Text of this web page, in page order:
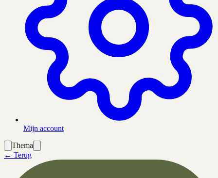
Mijn account
Thema
← Terug